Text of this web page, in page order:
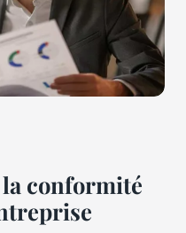
conformité